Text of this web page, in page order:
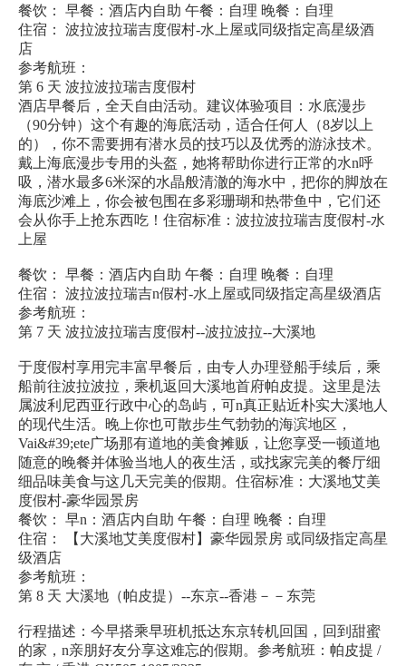
餐饮： 早餐：酒店内自助 午餐：自理 晚餐：自理
住宿： 波拉波拉瑞吉度假村-水上屋或同级指定高星级酒
店
参考航班：
第 6 天 波拉波拉瑞吉度假村
酒店早餐后，全天自由活动。建议体验项目：水底漫步
（90分钟）这个有趣的海底活动，适合任何人（8岁以上
的），你不需要拥有潜水员的技巧以及优秀的游泳技术。
戴上海底漫步专用的头盔，她将帮助你进行正常的水n呼
吸，潜水最多6米深的水晶般清澈的海水中，把你的脚放在
海底沙滩上，你会被包围在多彩珊瑚和热带鱼中，它们还
会从你手上抢东西吃！住宿标准：波拉波拉瑞吉度假村-水
上屋
餐饮： 早餐：酒店内自助 午餐：自理 晚餐：自理
住宿： 波拉波拉瑞吉n假村-水上屋或同级指定高星级酒店
参考航班：
第 7 天 波拉波拉瑞吉度假村--波拉波拉--大溪地
于度假村享用完丰富早餐后，由专人办理登船手续后，乘
船前往波拉波拉，乘机返回大溪地首府帕皮提。这里是法
属波利尼西亚行政中心的岛屿，可n真正贴近朴实大溪地人
的现代生活。晚上你也可散步生气勃勃的海滨地区，
Vai&#39;ete广场那有道地的美食摊贩，让您享受一顿道地
随意的晚餐并体验当地人的夜生活，或找家完美的餐厅细
细品味美食与这几天完美的假期。住宿标准：大溪地艾美
度假村-豪华园景房
餐饮： 早n：酒店内自助 午餐：自理 晚餐：自理
住宿： 【大溪地艾美度假村】豪华园景房 或同级指定高星
级酒店
参考航班：
第 8 天 大溪地（帕皮提）--东京--香港－－东莞
行程描述：今早搭乘早班机抵达东京转机回国，回到甜蜜
的家，n亲朋好友分享这难忘的假期。参考航班：帕皮提 /